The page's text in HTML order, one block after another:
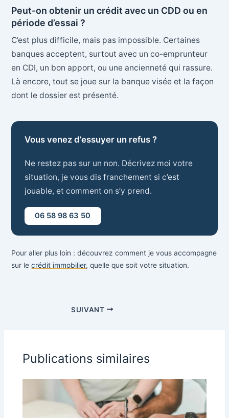
Peut-on obtenir un crédit avec un CDD ou en
période d’essai ?
C’est plus difficile, mais pas impossible. Certaines
banques acceptent, surtout avec un co-emprunteur
en CDI, un bon apport, ou une ancienneté qui rassure.
Là encore, tout se joue sur la banque visée et la façon
dont le dossier est présenté.
Vous venez d’essuyer un refus ?
Ne restez pas sur un non. Décrivez moi votre
situation, je vous dis franchement si c’est
jouable, et comment on s’y prend.
06 58 98 63 50
Pour aller plus loin : découvrez comment je vous accompagne
sur lecrédit immobilier, quelle que soit votre situation.
SUIVANT
Publications similaires